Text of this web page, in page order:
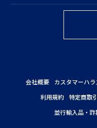
会社概要 カスタマーハ
利用規約 特定商取
並行輸入品・